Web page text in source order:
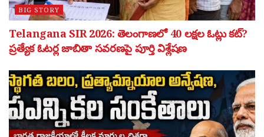
BIG STORY
Telangana SIR 2026: తెలంగాణలో 40 లక్షల ఓట్లు కట్?
ప్రత్యేక ఓటర్ల జాబితా సవరణపై పూర్తి విశ్లేషణ